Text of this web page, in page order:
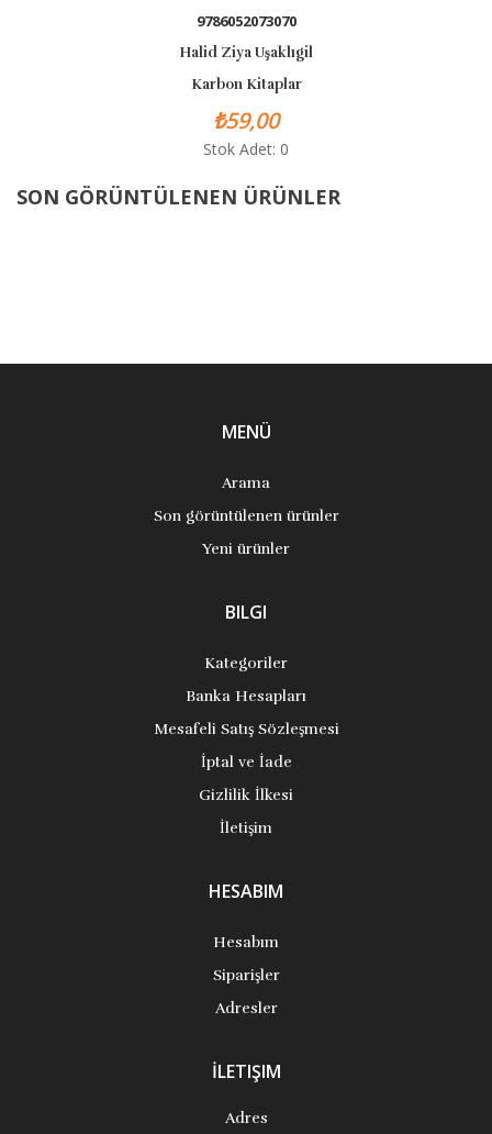
9786052073070
Halid Ziya Uşaklıgil
Karbon Kitaplar
₺59,00
Stok Adet: 0
SON GÖRÜNTÜLENEN ÜRÜNLER
MENÜ
Arama
Son görüntülenen ürünler
Yeni ürünler
BILGI
Kategoriler
Banka Hesapları
Mesafeli Satış Sözleşmesi
İptal ve İade
Gizlilik İlkesi
İletişim
HESABIM
Hesabım
Siparişler
Adresler
İLETIŞIM
Adres